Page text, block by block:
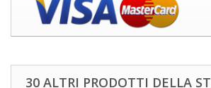
30 ALTRI PRODOTTI DELLA